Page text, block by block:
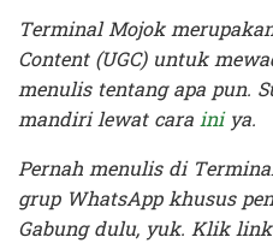
Terminal Mojok
Content (UGC) untuk
menulis tentang apa pun.
mandiri lewat carainiya.
Pernah menulis di
grup WhatsApp khusus
Gabung dulu, yuk. Klik